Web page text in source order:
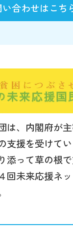
い合わせはこち
は、内閣府が
支援を受けてい
添って草の根
回未来応援ネ